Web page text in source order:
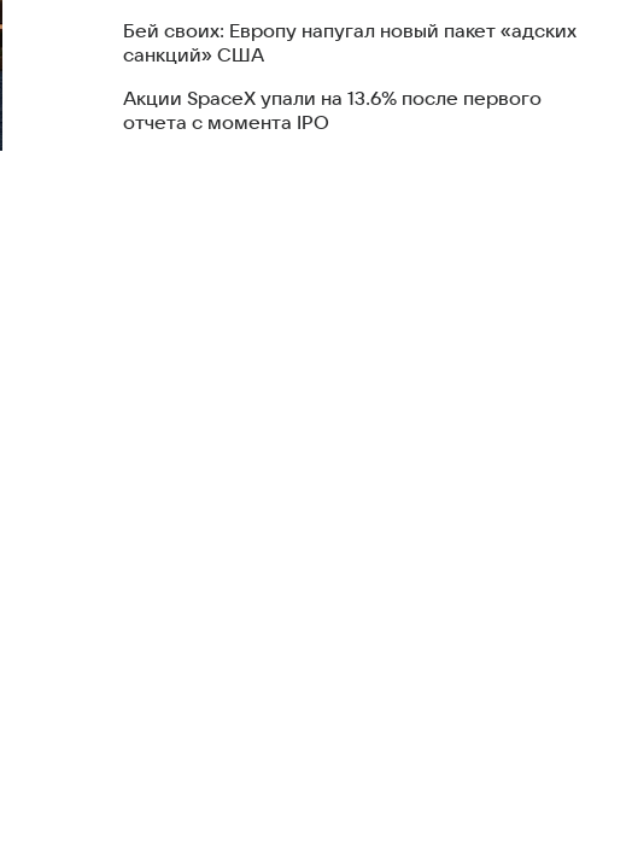
Бей своих: Европу напугал новый пакет «адских
санкций» США
Акции SpaceX упали на 13.6% после первого
отчета с момента IPO